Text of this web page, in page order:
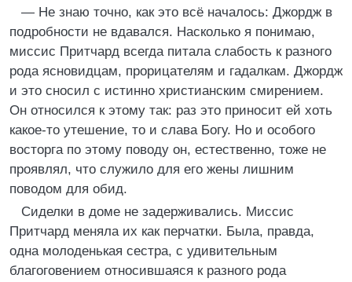
— Не знаю точно, как это всё началось: Джордж в
подробности не вдавался. Насколько я понимаю,
миссис Притчард всегда питала слабость к разного
рода ясновидцам, прорицателям и гадалкам. Джордж
и это сносил с истинно христианским смирением.
Он относился к этому так: раз это приносит ей хоть
какое-то утешение, то и слава Богу. Но и особого
восторга по этому поводу он, естественно, тоже не
проявлял, что служило для его жены лишним
поводом для обид.
Сиделки в доме не задерживались. Миссис
Притчард меняла их как перчатки. Была, правда,
одна молоденькая сестра, с удивительным
благоговением относившаяся к разного рода